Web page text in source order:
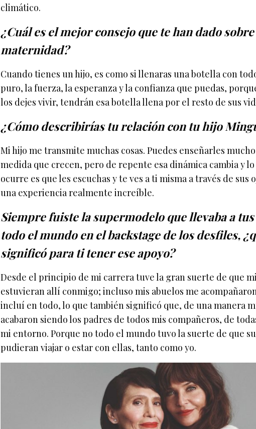
climático.
¿Cuál es el mejor consejo que te han dado
maternidad?
Cuando tienes un hijo, es como si llenaras una botella con
puro, la fuerza, la esperanza y la confianza que puedas,
los dejes vivir, tendrán esa botella llena por el resto de sus
¿Cómo describirías tu relación con tu hijo
Mi hijo me transmite muchas cosas. Puedes enseñarles
medida que crecen, pero de repente esa dinámica cambia y
ocurre es que les escuchas y te ves a ti misma a través de sus
una experiencia realmente increíble.
Siempre fuiste la supermodelo que llevaba a
todo el mundo en el backstage de los desfiles,
significó para ti tener ese apoyo?
Desde el principio de mi carrera tuve la gran suerte de que
estuvieran allí conmigo; incluso mis abuelos me
incluí en todo, lo que también significó que, de una manera
acabaron siendo los padres de todos mis compañeros, de
mi entorno. Porque no todo el mundo tuvo la suerte de que
pudieran viajar o estar con ellas, tanto como yo.